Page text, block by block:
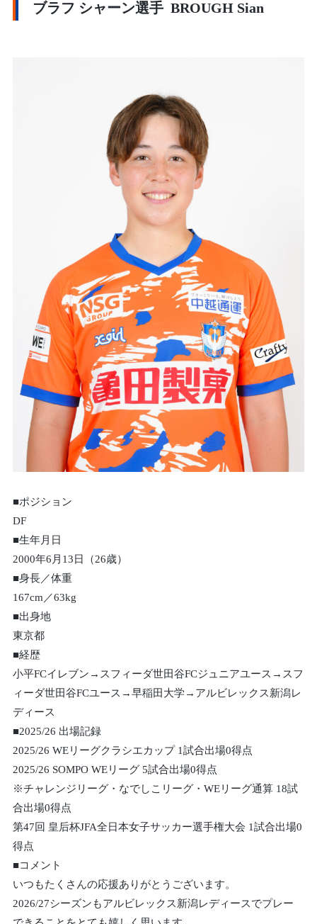
ブラフ シャーン選手 BROUGH Sian
■ポジション
DF
■生年月日
2000年6月13日（26歳）
■身長／体重
167cm／63kg
■出身地
東京都
■経歴
小平FCイレブン→スフィーダ世田谷FCジュニアユース→スフ
ィーダ世田谷FCユース→早稲田大学→アルビレックス新潟レ
ディース
■2025/26 出場記録
2025/26 WEリーグクラシエカップ 1試合出場0得点
2025/26 SOMPO WEリーグ 5試合出場0得点
※チャレンジリーグ・なでしこリーグ・WEリーグ通算 18試
合出場0得点
第47回 皇后杯JFA全日本女子サッカー選手権大会 1試合出場0
得点
■コメント
いつもたくさんの応援ありがとうございます。
2026/27シーズンもアルビレックス新潟レディースでプレー